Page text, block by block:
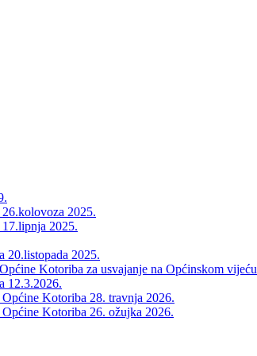
2025.
2025.
20.listopada 2025.
Kotoriba za usvajanje na Općinskom vijeću
12.3.2026.
Kotoriba 28. travnja 2026.
Kotoriba 26. ožujka 2026.